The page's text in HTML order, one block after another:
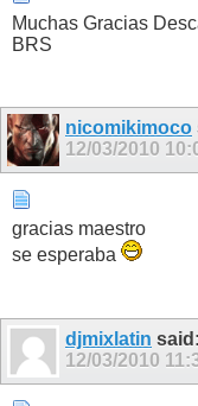
Muchas Gracias
BRS
nicomikimoco
12/03/2010
gracias maestro
se esperaba
djmixlatin said:
12/03/2010